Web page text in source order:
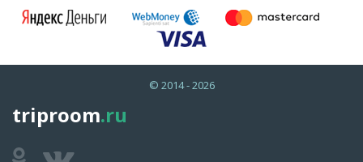
© 2014 - 2026
triproom.ru